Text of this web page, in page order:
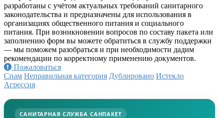
разработаны с учётом актуальных требований санитарного
законодательства и предназначены для использования в
организациях общественного питания и социального
питания. При возникновении вопросов по составу пакета или
заполнению форм вы можете обратиться в службу поддержки
— мы поможем разобраться и при необходимости дадим
рекомендации по корректному применению документов.
Пожаловаться
Спам Неправильная категория Дублировано Истекло
Агрессия
САНИТАРНАЯ СЛУЖБА САНПАКЕТ